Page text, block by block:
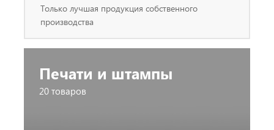
Только лучшая продукция собственного
производства
Печати и штампы
20 товаров